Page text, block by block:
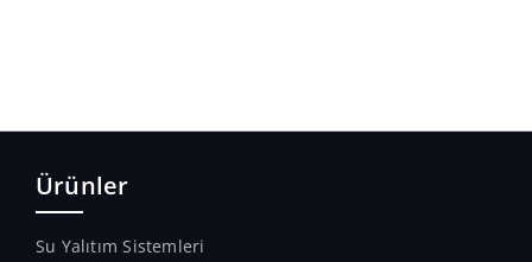
Ürünler
Su Yalıtım Sistemleri